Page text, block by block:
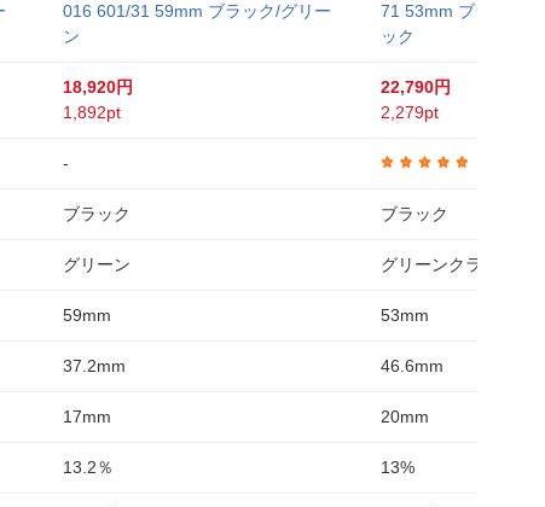
016 601/31 59mm ブラック/グリー
ン
18,920円
1,892pt
-
ブラック
グリーン
59mm
37.2mm
17mm
13.2％
71 53mm ブラック/
ック
22,790円
2,279pt
ブラック
グリーンクラシック
53mm
46.6mm
20mm
13%